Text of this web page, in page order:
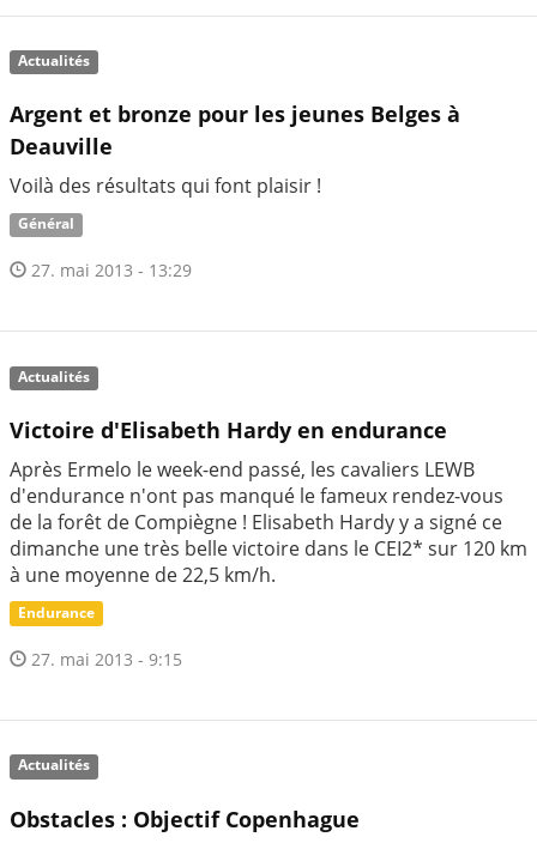
Actualités
Argent et bronze pour les jeunes Belges à
Deauville
Voilà des résultats qui font plaisir !
Général
27. mai 2013 - 13:29
Actualités
Victoire d'Elisabeth Hardy en endurance
Après Ermelo le week-end passé, les cavaliers LEWB
d'endurance n'ont pas manqué le fameux rendez-vous
de la forêt de Compiègne ! Elisabeth Hardy y a signé ce
dimanche une très belle victoire dans le CEI2* sur 120 km
à une moyenne de 22,5 km/h.
Endurance
27. mai 2013 - 9:15
Actualités
Obstacles : Objectif Copenhague